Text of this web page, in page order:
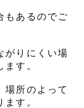
もあるのでご
がりにくい場
す。
場所のよって
す。